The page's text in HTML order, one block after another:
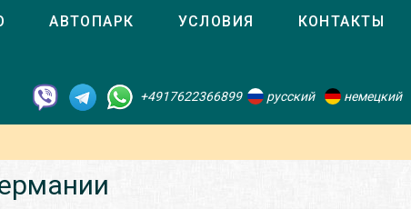
АВТОПАРК УСЛОВИЯ КОНТАКТЫ
+4917622366899 русский немецкий